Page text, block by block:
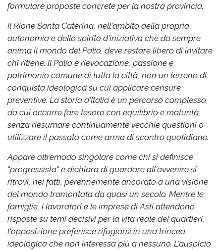
formulare proposte concrete per la nostra provincia.
Il Rione Santa Caterina, nell'ambito della propria
autonomia e dello spirito d'iniziativa che da sempre
anima il mondo del Palio, deve restare libero di invitare
chi ritiene. Il Palio è rievocazione, passione e
patrimonio comune di tutta la città, non un terreno di
conquista ideologica su cui applicare censure
preventive. La storia d'Italia è un percorso complesso
da cui occorre fare tesoro con equilibrio e maturità,
senza riesumare continuamente vecchie questioni o
utilizzare il passato come arma di scontro quotidiano.
Appare oltremodo singolare come chi si definisce
"progressista" e dichiara di guardare all'avvenire si
ritrovi, nei fatti, perennemente ancorato a una visione
del mondo tramontata da quasi un secolo. Mentre le
famiglie, i lavoratori e le imprese di Asti attendono
risposte su temi decisivi per la vita reale dei quartieri,
l'opposizione preferisce rifugiarsi in una trincea
ideologica che non interessa più a nessuno. L'auspicio